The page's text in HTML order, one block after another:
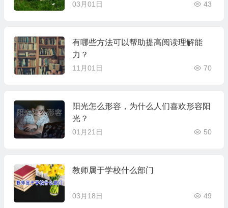
03月01日 43
有哪些方法可以帮助提高阅读理解能
力？
11月01日 70
阳光怎么形容，为什么人们喜欢形容阳
光？
01月21日 50
教师属于学校什么部门
03月18日 49